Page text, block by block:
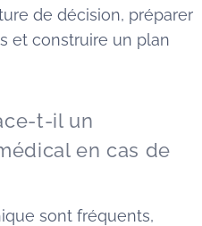
de décision, préparer
et construire un plan
t-il un
en cas de
sont fréquents,